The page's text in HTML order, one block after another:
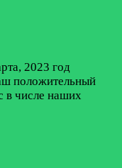
2023 год
положительный
в числе наших